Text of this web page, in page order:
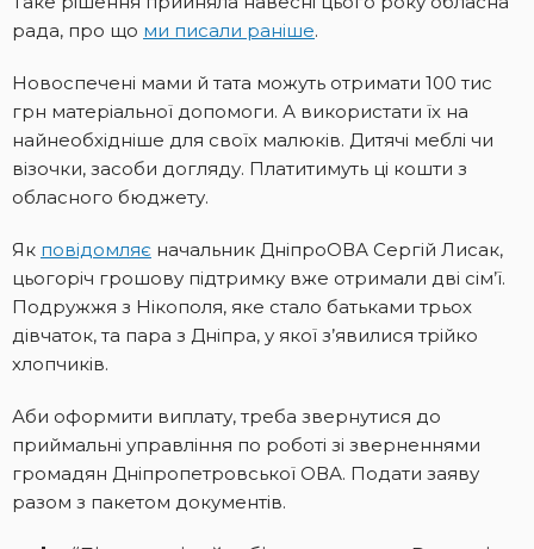
рада, про що ми писали раніше.
Новоспечені мами й тата можуть отримати 100 тис
грн матеріальної допомоги. А використати їх на
найнеобхідніше для своїх малюків. Дитячі меблі чи
візочки, засоби догляду. Платитимуть ці кошти з
обласного бюджету.
Як повідомляє начальник ДніпроОВА Сергій Лисак,
цьогоріч грошову підтримку вже отримали дві сім’ї.
Подружжя з Нікополя, яке стало батьками трьох
дівчаток, та пара з Дніпра, у якої з’явилися трійко
хлопчиків.
Аби оформити виплату, треба звернутися до
приймальні управління по роботі зі зверненнями
громадян Дніпропетровської ОВА. Подати заяву
разом з пакетом документів.